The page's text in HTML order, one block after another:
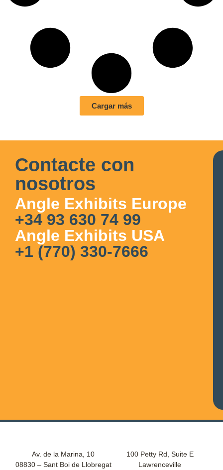
Cargar más
Contacte con
nosotros
Angle Exhibits Europe
+34 93 630 74 99
Angle Exhibits USA
+1 (770) 330-7666
Av. de la Marina, 10
08830 – Sant Boi de Llobregat
100 Petty Rd, Suite E
Lawrenceville